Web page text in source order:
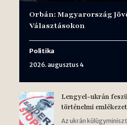
Orbán: Magyarország
Választásokon
Politika
2026. augusztus 4
Lengyel-ukrán
történelmi emlékezet
Az ukrán